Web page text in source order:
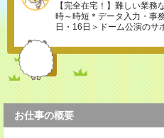
【完全在宅！】難しい業務
時～時短＊データ入力・事
日・16日＞ドーム公演のサ
お仕事の概要